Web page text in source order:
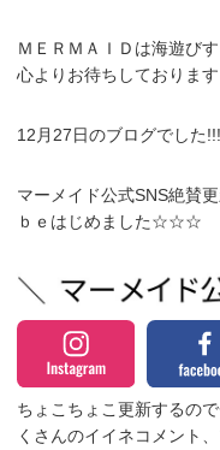
ＭＥＲＭＡＩＤは海遊び
心よりお待ちしております
12月27日のブログでした
マーメイド公式SNS絶賛
ｂｅはじめました☆☆☆
ちょこちょこ更新するの
くさんのイイネコメント